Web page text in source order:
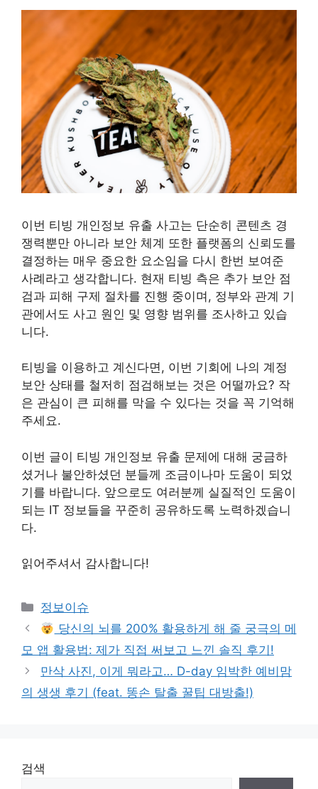
이번 티빙 개인정보 유출 사고는 단순히 콘텐츠 경
쟁력뿐만 아니라 보안 체계 또한 플랫폼의 신뢰도를
결정하는 매우 중요한 요소임을 다시 한번 보여준
사례라고 생각합니다. 현재 티빙 측은 추가 보안 점
검과 피해 구제 절차를 진행 중이며, 정부와 관계 기
관에서도 사고 원인 및 영향 범위를 조사하고 있습
니다.
티빙을 이용하고 계신다면, 이번 기회에 나의 계정
보안 상태를 철저히 점검해보는 것은 어떨까요? 작
은 관심이 큰 피해를 막을 수 있다는 것을 꼭 기억해
주세요.
이번 글이 티빙 개인정보 유출 문제에 대해 궁금하
셨거나 불안하셨던 분들께 조금이나마 도움이 되었
기를 바랍니다. 앞으로도 여러분께 실질적인 도움이
되는 IT 정보들을 꾸준히 공유하도록 노력하겠습니
다.
읽어주셔서 감사합니다!
Categories
정보이슈
당신의 뇌를 200% 활용하게 해 줄 궁극의 메
모 앱 활용법: 제가 직접 써보고 느낀 솔직 후기!
만삭 사진, 이게 뭐라고… D-day 임박한 예비맘
의 생생 후기 (feat. 똥손 탈출 꿀팁 대방출!)
검색